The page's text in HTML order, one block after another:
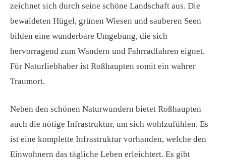
zeichnet sich durch seine schöne Landschaft aus. Die
bewaldeten Hügel, grünen Wiesen und sauberen Seen
bilden eine wunderbare Umgebung, die sich
hervorragend zum Wandern und Fahrradfahren eignet.
Für Naturliebhaber ist Roßhaupten somit ein wahrer
Traumort.
Neben den schönen Naturwundern bietet Roßhaupten
auch die nötige Infrastruktur, um sich wohlzufühlen. Es
ist eine komplette Infrastruktur vorhanden, welche den
Einwohnern das tägliche Leben erleichtert. Es gibt